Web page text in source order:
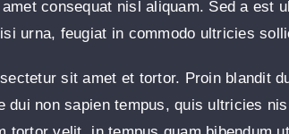
consequat nisl aliquam. Sed a est
urna, feugiat in commodo ultricies
sit amet et tortor. Proin blandit
non sapien tempus, quis ultricies